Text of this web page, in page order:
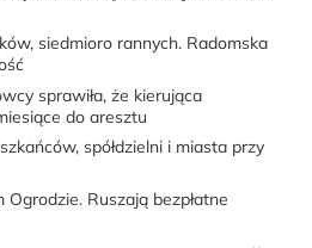
siedmioro rannych. Radomska
sprawiła, że kierująca
do aresztu
spółdzielni i miasta przy
Ruszają bezpłatne